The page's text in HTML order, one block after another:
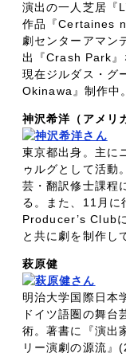
演出の一人芝居『
作品『Certaines
劇センターアマン
出『Crash Park』
現在ジルダス・グ
Okinawa』制作中。
神沢希洋（アメリ
東京都出身。主に
ゥルグとして活動
芸・翻訳修士課程
る。また、11月
Producer’s Club
と共に劇を制作し
萩原健
明治大学国際日本
ドイツ語圏の舞台
術。著書に『演出
リー演劇の源流』